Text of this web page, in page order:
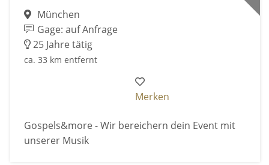
München
Gage: auf Anfrage
25 Jahre tätig
ca. 33 km entfernt
Merken
Gospels&more - Wir bereichern dein Event mit
unserer Musik